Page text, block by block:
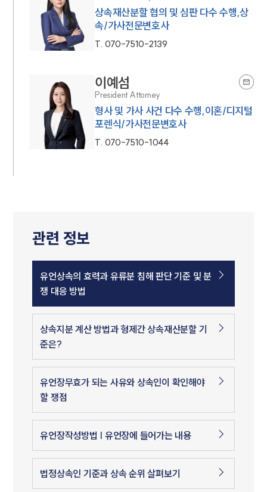
상속재산분할 협의 및 심판 다수 수행,상
속/가사전문변호사
T. 070-7510-2139
이예섬
President Attorney
형사 및 가사 사건 다수 수행,이혼/디지털
포렌식/가사전문변호사
T. 070-7510-1044
관련 정보
유언상속의 효력과 유류분 침해 판단 기준 및 분
쟁 대응 방법
상속지분 계산 방법과 형제간 상속재산분할 기
준은?
유언장무효가 되는 사유와 상속인이 확인해야
할 쟁점
유언장작성방법 | 유언장에 들어가는 내용
법정상속인 기준과 상속 순위 살펴보기